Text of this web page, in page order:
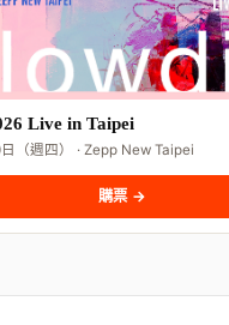
Live in Taipei
（週四） · Zepp New Taipei
購票 →